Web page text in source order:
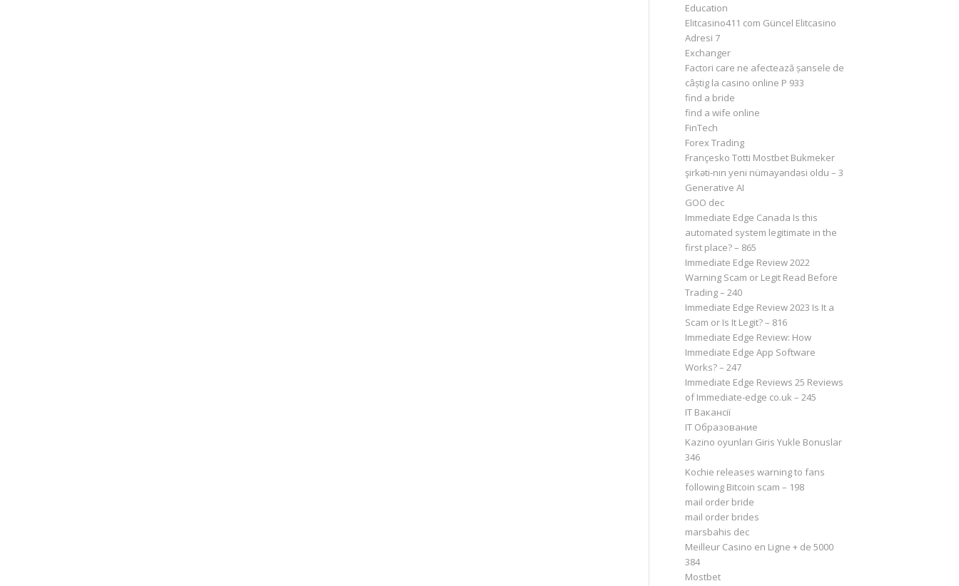
Education
Elitcasino411 com Güncel Elitcasino
Adresi 7
Exchanger
Factori care ne afectează șansele de
câștig la casino online P 933
find a bride
find a wife online
FinTech
Forex Trading
Françesko Totti Mostbet Bukmeker
şirkəti-nın yeni nümayəndəsi oldu – 3
Generative AI
GOO dec
Immediate Edge Canada Is this
automated system legitimate in the
first place? – 865
Immediate Edge Review 2022
Warning Scam or Legit Read Before
Trading – 240
Immediate Edge Review 2023 Is It a
Scam or Is It Legit? – 816
Immediate Edge Review: How
Immediate Edge App Software
Works? – 247
Immediate Edge Reviews 25 Reviews
of Immediate-edge co.uk – 245
IT Вакансії
IT Образование
Kazino oyunları Giris Yukle Bonuslar
346
Kochie releases warning to fans
following Bitcoin scam – 198
mail order bride
mail order brides
marsbahis dec
Meilleur Casino en Ligne + de 5000
384
Mostbet